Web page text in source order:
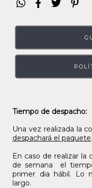
Tiempo de despacho:
Una vez realizada la
despachará el paquete.
En caso de realizar
de semana el
primer dia hábil. Lo
largo.